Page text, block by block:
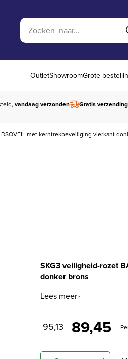
Zoek op website
OutletShowroomGrote
vandaag verzonden Gratis verzending
met kerntrekbeveiliging vierkant
SKG3 veiligheid-rozet
donker brons
Lees meer
95,13 89,45